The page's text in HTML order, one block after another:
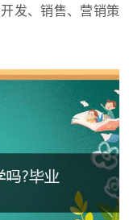
发、销售、营销策